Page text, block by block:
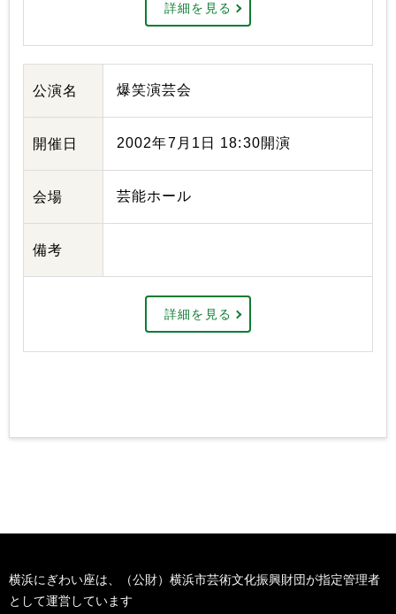
詳細を見る
公演名 爆笑演芸会
開催日 2002年7月1日 18:30開演
会場 芸能ホール
備考
詳細を見る
横浜にぎわい座は、（公財）横浜市芸術文化振興財団が指定管理者
として運営しています